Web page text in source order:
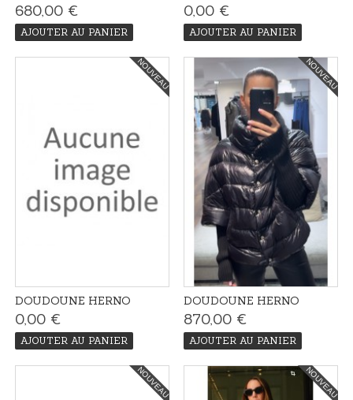
680,00 €
AJOUTER AU PANIER
0,00 €
AJOUTER AU PANIER
NOUVEAU
DOUDOUNE HERNO
0,00 €
AJOUTER AU PANIER
NOUVEAU
DOUDOUNE HERNO
870,00 €
AJOUTER AU PANIER
NOUVEAU NOUVEAU